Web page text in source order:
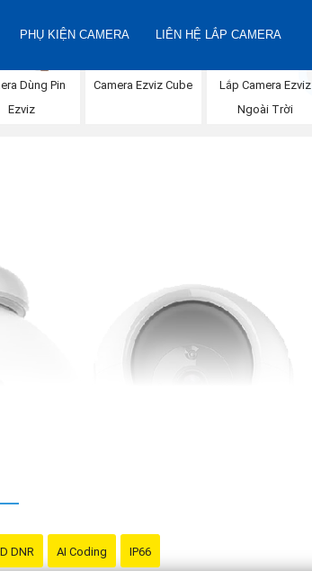
PHỤ KIỆN CAMERA LIÊN HỆ LẮP CAMERA
Dùng Pin
Ezviz
Camera Ezviz Cube
Lắp Camera Ezviz
Ngoài Trời
DNR AI Coding IP66